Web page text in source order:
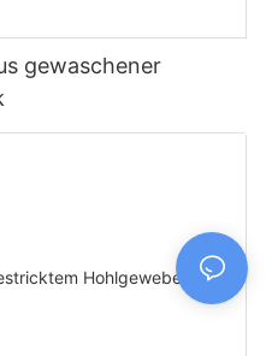
gewaschener